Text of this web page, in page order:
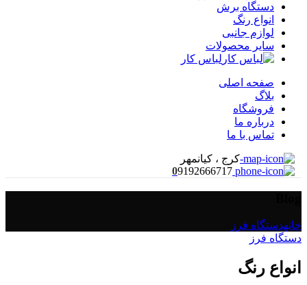
دستگاه برش
انواع رنگ
لوازم جانبی
سایر محصولات
لباس کار
صفحه اصلی
بلاگ
فروشگاه
درباره ما
تماس با ما
-کرج ، کیانمهر
9192666717
خانهدستگاه فرز
دستگاه فرز
انواع رنگ